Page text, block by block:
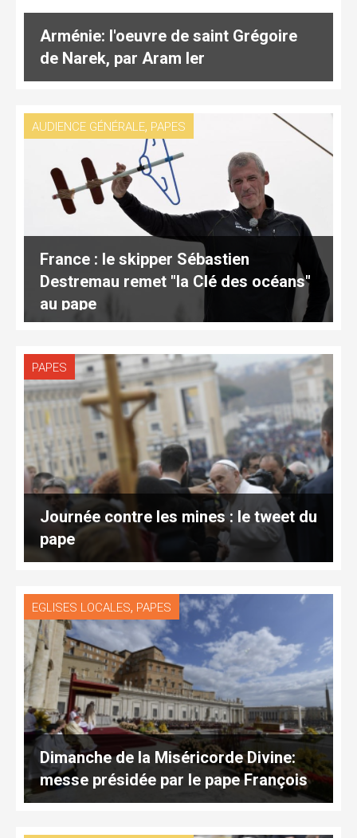
Arménie: l'oeuvre de saint Grégoire
de Narek, par Aram Ier
AUDIENCE GÉNÉRALE, PAPES
France : le skipper Sébastien
Destremau remet "la Clé des océans"
au pape
PAPES
Journée contre les mines : le tweet du
pape
EGLISES LOCALES, PAPES
Dimanche de la Miséricorde Divine:
messe présidée par le pape François